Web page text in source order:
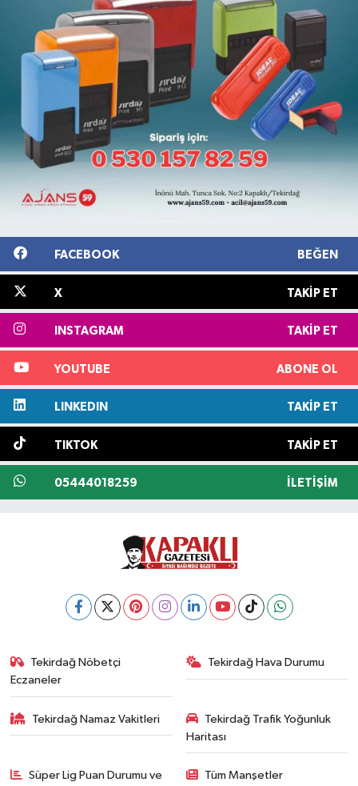
FACEBOOK BEĞEN
X TAKIP ET
INSTAGRAM TAKIP ET
YOUTUBE ABONE OL
LINKEDIN TAKIP ET
TIKTOK TAKIP ET
05444018259 İLETIŞIM
Tekirdağ Nöbetçi
Eczaneler
Tekirdağ Hava Durumu
Tekirdağ Namaz Vakitleri
Tekirdağ Trafik Yoğunluk
Haritası
Süper Lig Puan Durumu ve Tüm Manşetler